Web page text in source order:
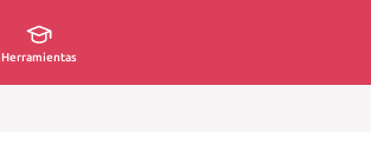
Herramientas